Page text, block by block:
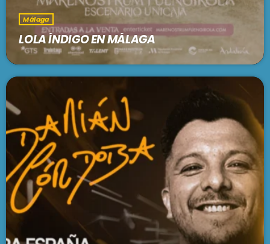
Málaga
LOLA ÍNDIGO EN MÁLAGA